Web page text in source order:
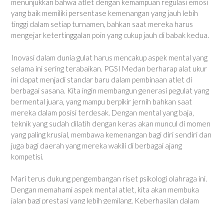
menunjukkan bahwa atlet dengan kemampuan regulasi emosi
yang baik memiliki persentase kemenangan yang jauh lebih
tinggi dalam setiap turnamen, bahkan saat mereka harus
mengejar ketertinggalan poin yang cukup jauh di babak kedua.
Inovasi dalam dunia gulat harus mencakup aspek mental yang
selama ini sering terabaikan. PGSI Medan berharap alat ukur
ini dapat menjadi standar baru dalam pembinaan atlet di
berbagai sasana. Kita ingin membangun generasi pegulat yang
bermental juara, yang mampu berpikir jernih bahkan saat
mereka dalam posisi terdesak. Dengan mental yang baja,
teknik yang sudah dilatih dengan keras akan muncul di momen
yang paling krusial, membawa kemenangan bagi diri sendiri dan
juga bagi daerah yang mereka wakili di berbagai ajang
kompetisi.
Mari terus dukung pengembangan riset psikologi olahraga ini.
Dengan memahami aspek mental atlet, kita akan membuka
jalan bagi prestasi yang lebih gemilang. Keberhasilan dalam